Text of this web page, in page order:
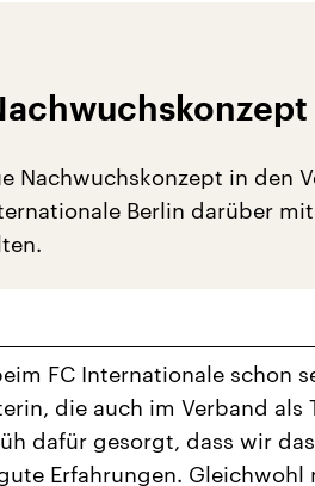
Nachwuchskonzept in den
Berlin darüber
FC Internationale schon
die auch im Verband als
dafür gesorgt, dass wir
Erfahrungen. Gleichwohl